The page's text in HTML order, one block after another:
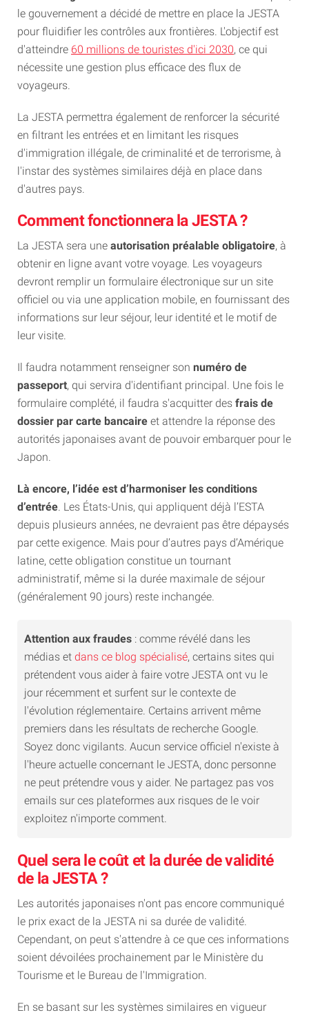
le gouvernement a décidé de mettre en place la JESTA
pour fluidifier les contrôles aux frontières. L'objectif est
d'atteindre 60 millions de touristes d'ici 2030, ce qui
nécessite une gestion plus efficace des flux de
voyageurs.
La JESTA permettra également de renforcer la sécurité
en filtrant les entrées et en limitant les risques
d'immigration illégale, de criminalité et de terrorisme, à
l'instar des systèmes similaires déjà en place dans
d'autres pays.
Comment fonctionnera la JESTA ?
La JESTA sera une autorisation préalable obligatoire, à
obtenir en ligne avant votre voyage. Les voyageurs
devront remplir un formulaire électronique sur un site
officiel ou via une application mobile, en fournissant des
informations sur leur séjour, leur identité et le motif de
leur visite.
Il faudra notamment renseigner son numéro de
passeport, qui servira d'identifiant principal. Une fois le
formulaire complété, il faudra s'acquitter des frais de
dossier par carte bancaire et attendre la réponse des
autorités japonaises avant de pouvoir embarquer pour le
Japon.
Là encore, l’idée est d’harmoniser les conditions
d’entrée. Les États-Unis, qui appliquent déjà l’ESTA
depuis plusieurs années, ne devraient pas être dépaysés
par cette exigence. Mais pour d’autres pays d’Amérique
latine, cette obligation constitue un tournant
administratif, même si la durée maximale de séjour
(généralement 90 jours) reste inchangée.
Attention aux fraudes : comme révélé dans les
médias et dans ce blog spécialisé, certains sites qui
prétendent vous aider à faire votre JESTA ont vu le
jour récemment et surfent sur le contexte de
l'évolution réglementaire. Certains arrivent même
premiers dans les résultats de recherche Google.
Soyez donc vigilants. Aucun service officiel n'existe à
l'heure actuelle concernant le JESTA, donc personne
ne peut prétendre vous y aider. Ne partagez pas vos
emails sur ces plateformes aux risques de le voir
exploitez n'importe comment.
Quel sera le coût et la durée de validité
de la JESTA ?
Les autorités japonaises n'ont pas encore communiqué
le prix exact de la JESTA ni sa durée de validité.
Cependant, on peut s'attendre à ce que ces informations
soient dévoilées prochainement par le Ministère du
Tourisme et le Bureau de l'Immigration.
En se basant sur les systèmes similaires en vigueur